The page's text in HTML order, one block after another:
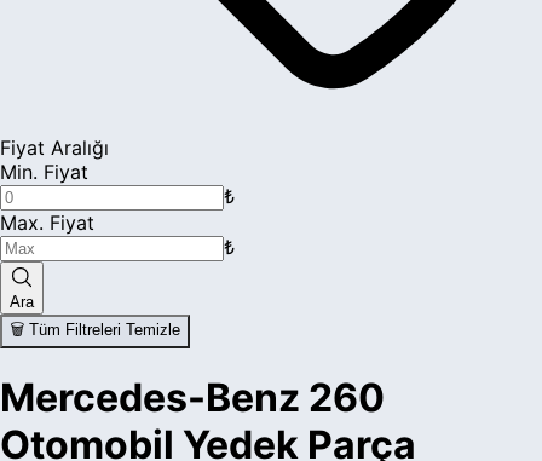
Fiyat Aralığı
Min. Fiyat
₺
Max. Fiyat
₺
Ara
🗑️ Tüm Filtreleri Temizle
Mercedes-Benz 260
Otomobil Yedek Parça